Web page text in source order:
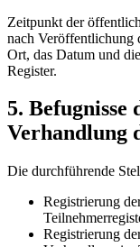
Zeitpunkt der
nach Veröffentlichung
Ort, das Datum und
Register.
5. Befugnisse
Verhandlung
Die durchführende
Registrierung
Registrierung